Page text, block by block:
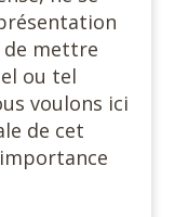
de mettre
ou tel
voulons ici
de cet